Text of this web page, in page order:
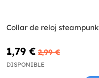
Collar de reloj steampunk
1,79 € 2,99 €
DISPONIBLE